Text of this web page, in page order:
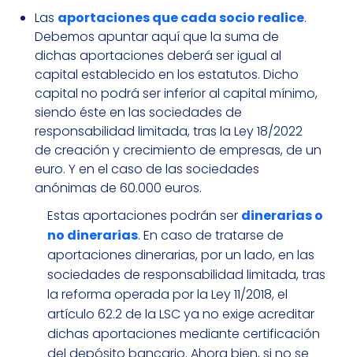
Las aportaciones que cada socio realice.
Debemos apuntar aquí que la suma de
dichas aportaciones deberá ser igual al
capital establecido en los estatutos. Dicho
capital no podrá ser inferior al capital mínimo,
siendo éste en las sociedades de
responsabilidad limitada, tras la Ley 18/2022
de creación y crecimiento de empresas, de un
euro. Y en el caso de las sociedades
anónimas de 60.000 euros.
Estas aportaciones podrán ser dinerarias o
no dinerarias. En caso de tratarse de
aportaciones dinerarias, por un lado, en las
sociedades de responsabilidad limitada, tras
la reforma operada por la Ley 11/2018, el
artículo 62.2 de la LSC ya no exige acreditar
dichas aportaciones mediante certificación